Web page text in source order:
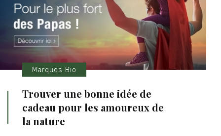
Marques Bio
Trouver une bonne idée de
cadeau pour les amoureux de
la nature